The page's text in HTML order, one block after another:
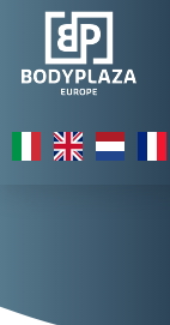
Contact